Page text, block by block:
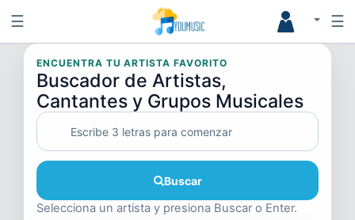
☰ ☰
ENCUENTRA TU ARTISTA FAVORITO
Buscador de Artistas,
Cantantes y Grupos Musicales
Buscar
Selecciona un artista y presiona Buscar o Enter.